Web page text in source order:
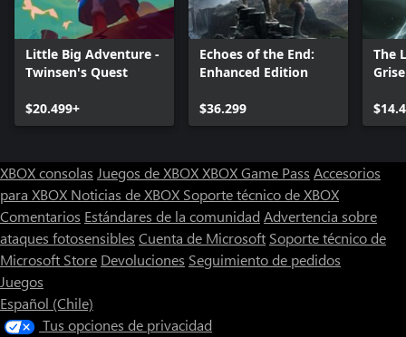
Little Big Adventure -
Twinsen's Quest
$20.499+
Echoes of the End:
Enhanced Edition
$36.299
The
XBOX consolas Juegos de XBOXXBOX Game Pass Accesorios
para XBOX Noticias de XBOX Soporte técnico de XBOX
Comentarios Estándares de la comunidad Advertencia sobre
ataques fotosensibles Cuenta de Microsoft Soporte técnico de
Microsoft Store Devoluciones Seguimiento de pedidos
Juegos
Español (Chile)
Tus opciones de privacidad